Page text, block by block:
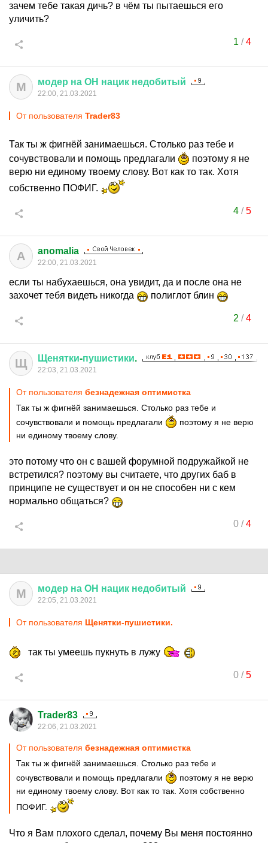
зачем тебе такая дичь? в чём ты пытаешься его
уличить?
1 /4
М модер на ОН нацик недобитый
22:00, 21.03.2021
От пользователя Trader83
Так ты ж фигнёй занимаешься. Столько раз тебе и
сочувствовали и помощь предлагали
поэтому я не
верю ни единому твоему слову. Вот как то так. Хотя
собственно ПОФИГ.
4/5
A anomalia
22:00, 21.03.2021
если ты набухаешься, она увидит, да и после она не
захочет тебя видеть никогда
полиглот блин
2 /4
Щ Щенятки-пушистики.
22:03, 21.03.2021
От пользователя безнадежная оптимистка
Так ты ж фигнёй занимаешься. Столько раз тебе и
сочувствовали и помощь предлагали
поэтому я не верю
ни единому твоему слову.
это потому что он с вашей форумной подружайкой не
встретился? поэтому вы считаете, что других баб в
принципе не существует и он не способен ни с кем
нормально общаться?
0/4
М модер на ОН нацик недобитый
22:05, 21.03.2021
От пользователя Щенятки-пушистики.
так ты умеешь пукнуть в лужу
0/5
Trader83
22:06, 21.03.2021
От пользователя безнадежная оптимистка
Так ты ж фигнёй занимаешься. Столько раз тебе и
сочувствовали и помощь предлагали
поэтому я не верю
ни единому твоему слову. Вот как то так. Хотя собственно
ПОФИГ.
Что я Вам плохого сделал, почему Вы меня постоянно